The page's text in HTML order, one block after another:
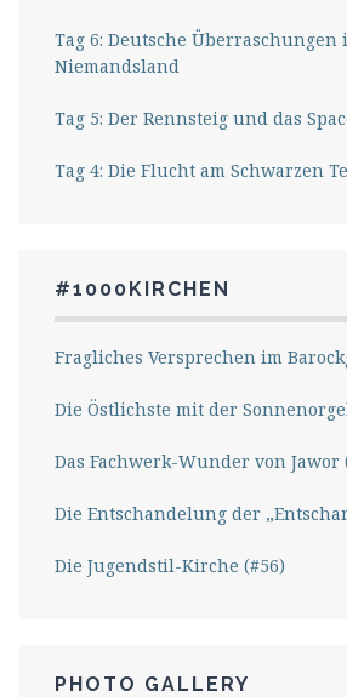
Tag 6: Deutsche Überraschungen
Niemandsland
Tag 5: Der Rennsteig und das
Tag 4: Die Flucht am Schwarzen
#1000KIRCHEN
Fragliches Versprechen im
Die Östlichste mit der
Das Fachwerk-Wunder von Jawor
Die Entschandelung der
Die Jugendstil-Kirche (#56)
PHOTO GALLERY